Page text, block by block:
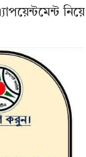
নিয়ে